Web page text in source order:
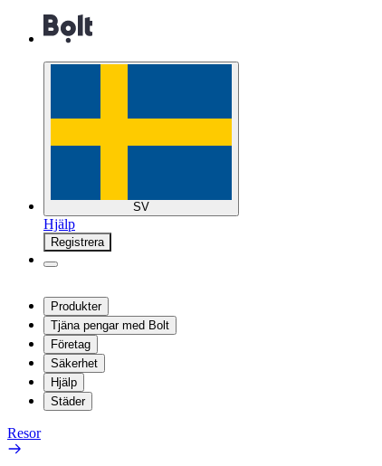
SV
Hjälp
Registrera
Produkter
Tjäna pengar med Bolt
Företag
Säkerhet
Hjälp
Städer
Resor